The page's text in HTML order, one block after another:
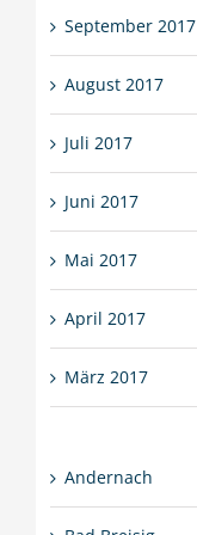
September 2017
August 2017
Juli 2017
Juni 2017
Mai 2017
April 2017
März 2017
Andernach